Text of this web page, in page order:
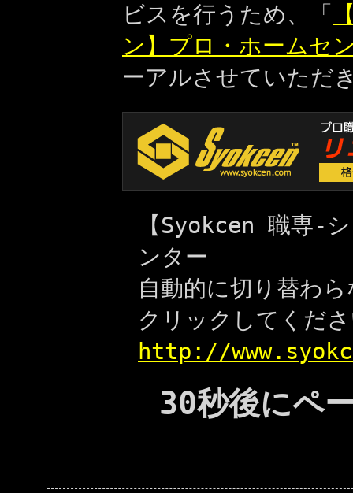
ビスを行うため、「
ン】プロ・ホームセ
ーアルさせていただ
【Syokcen 職専-
ンター
自動的に切り替わ
クリックしてくだ
http://
30秒後にペ